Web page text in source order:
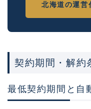
北海道の運
契約期間・解約
最低契約期間と自